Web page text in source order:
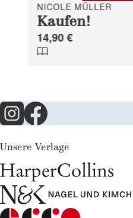
NICOLE MÜLLER
Kaufen!
14,90 €
Unsere Verlage